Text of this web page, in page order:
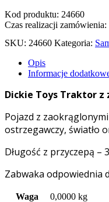
Kod produktu: 24660
Czas realizacji zamówienia:
SKU: 24660 Kategoria:
Opis
Informacje
Dickie Toys Traktor
Pojazd z
ostrzegawczy, światło
Długość z przyczepą –
Zabwaka odpowiednia
Waga 0,0000 kg